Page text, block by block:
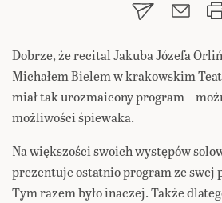
Dobrze, że recital Jakuba Józefa
Michałem Bielem w krakowskim
miał tak urozmaicony program –
możliwości śpiewaka.
Na większości swoich występów
prezentuje ostatnio program ze swej
Tym razem było inaczej. Także